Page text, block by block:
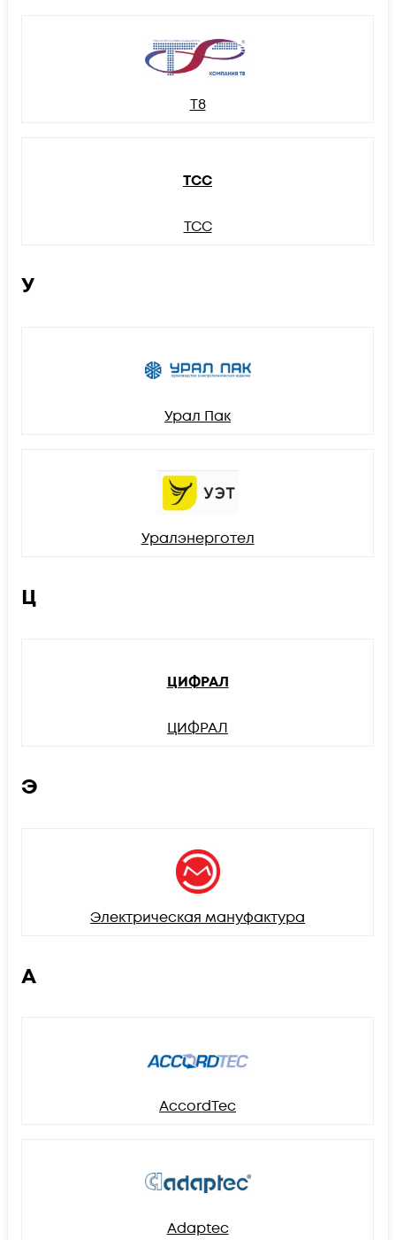
Т8
ТСС
ТСС
У
Урал Пак
Уралэнерготел
Ц
ЦИФРАЛ
ЦИФРАЛ
Э
Электрическая мануфактура
A
AccordTec
Adaptec